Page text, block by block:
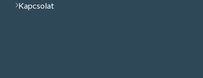
Kapcsolat